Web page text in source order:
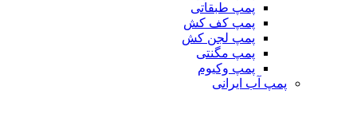
پمپ طبقاتی
پمپ کف کش
پمپ لجن کش
پمپ مگنتی
پمپ وکیوم
پمپ آب ایرانی